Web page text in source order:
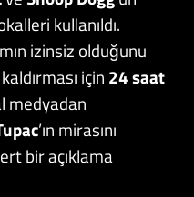
kullanıldı.
izinsiz olduğunu
kaldırması için 24 saat
medyadan
’ın mirasını
bir açıklama